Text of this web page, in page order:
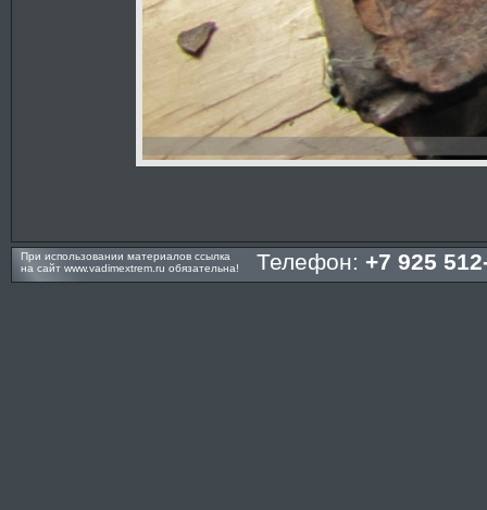
При использовании материалов ссылка
на сайт www.vadimextrem.ru обязательна! Телефон: +7 925